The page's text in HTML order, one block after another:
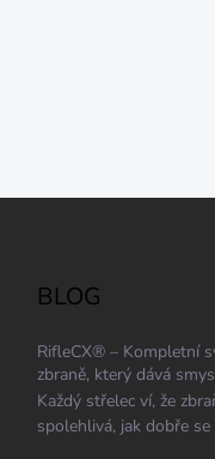
BLOG
RifleCX® – Kompletní
zbraně, který dává
Každý střelec ví, že
spolehlivá, jak dobře